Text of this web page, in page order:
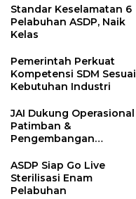
Standar Keselamatan 6
Pelabuhan ASDP, Naik
Kelas
Pemerintah Perkuat
Kompetensi SDM Sesuai
Kebutuhan Industri
JAI Dukung Operasional
Patimban &
Pengembangan
Nasional
ASDP Siap Go Live
Sterilisasi Enam
Pelabuhan